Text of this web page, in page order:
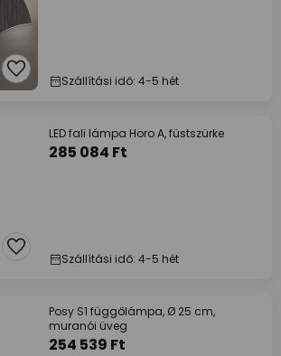
Szállítási idő: 4-5 hét
LED fali lámpa Horo A, füstszürke
285 084 Ft
Szállítási idő: 4-5 hét
Posy S1 függőlámpa, Ø 25 cm,
muranói üveg
254 539 Ft